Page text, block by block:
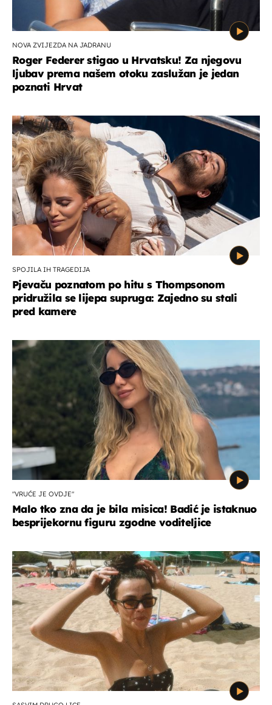
NOVA ZVIJEZDA NA JADRANU
Roger Federer stigao u Hrvatsku! Za njegovu
ljubav prema našem otoku zaslužan je jedan
poznati Hrvat
SPOJILA IH TRAGEDIJA
Pjevaču poznatom po hitu s Thompsonom
pridružila se lijepa supruga: Zajedno su stali
pred kamere
"VRUĆE JE OVDJE"
Malo tko zna da je bila misica! Badić je istaknuo
besprijekornu figuru zgodne voditeljice